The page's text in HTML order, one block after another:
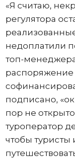
«Я считаю,
регулятора
недоплатили
топ-
распоряжение
подписано,
пор не
туроператор
чтобы